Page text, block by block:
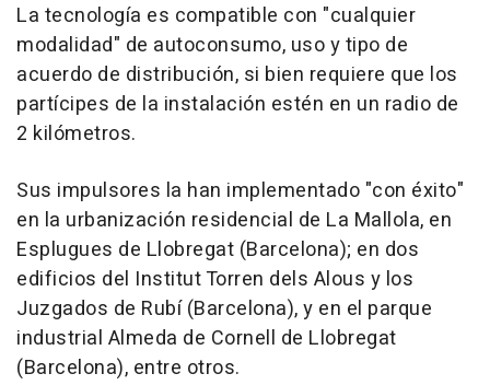
La tecnología es compatible con "cualquier
modalidad" de autoconsumo, uso y tipo de
acuerdo de distribución, si bien requiere que los
partícipes de la instalación estén en un radio de
2 kilómetros.
Sus impulsores la han implementado "con éxito"
en la urbanización residencial de La Mallola, en
Esplugues de Llobregat (Barcelona); en dos
edificios del Institut Torren dels Alous y los
Juzgados de Rubí (Barcelona), y en el parque
industrial Almeda de Cornell de Llobregat
(Barcelona), entre otros.